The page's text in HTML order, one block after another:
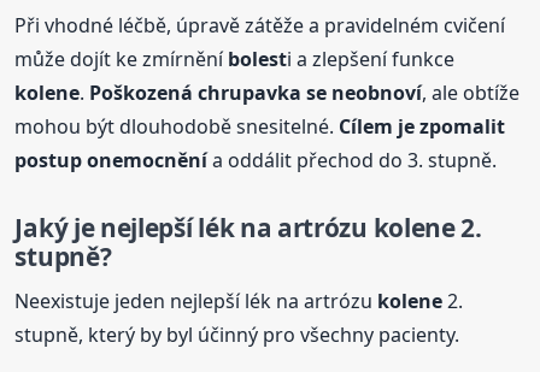
Při vhodné léčbě, úpravě zátěže a pravidelném cvičení
může dojít ke zmírněníbolesti a zlepšení funkce
kolene. Poškozená chrupavka se neobnoví, ale obtíže
mohou být dlouhodobě snesitelné. Cílem je zpomalit
postup onemocněnía oddálit přechod do 3. stupně.
Jaký je nejlepší lék na artrózu kolene2.
stupně?
Neexistuje jeden nejlepší lék na artrózu kolene2.
stupně, který by byl účinný pro všechny pacienty.